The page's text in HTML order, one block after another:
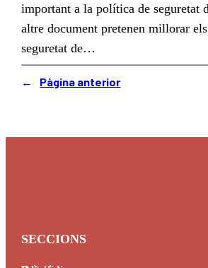
important a la política de seguretat
altre document pretenen millorar
seguretat de…
← Pàgina anterior
SECCIONS